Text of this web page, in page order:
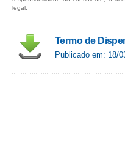
legal.
Termo de
Publicado em: 18/